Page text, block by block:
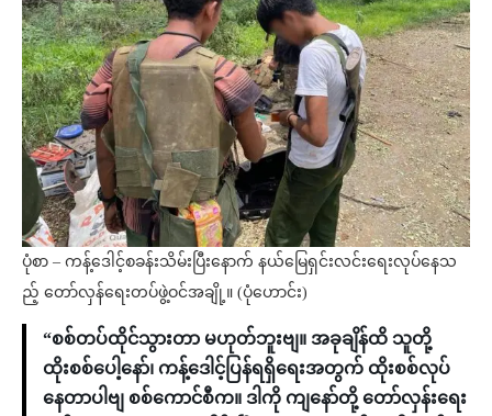
ပုံစာ – ကန့်ဒေါင့်စခန်းသိမ်းပြီးနောက် နယ်မြေရှင်းလင်းရေးလုပ်နေသ
ည့် တော်လှန်ရေးတပ်ဖွဲ့ဝင်အချို့။ (ပုံဟောင်း)
“စစ်တပ်ထိုင်သွားတာ မဟုတ်ဘူးဗျ။ အခုချိန်ထိ သူတို့
ထိုးစစ်ပေါ့နော်၊ ကန့်ဒေါင့်ပြန်ရရှိရေးအတွက် ထိုးစစ်လုပ်
နေတာပါဗျ စစ်ကောင်စီက။ ဒါကို ကျနော်တို့ တော်လှန်းရေး